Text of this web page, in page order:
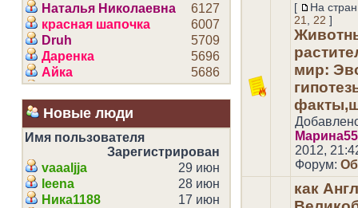
Наталья Николаевна
6127
красная шапочка
6007
Druh
5709
Даренка
5696
Айка
5686
estersand
5584
Марина5556
5286
Анютка
fox
3597
Camelia
3545
Светлана
3495
Око
3173
Новые люди
Имя пользователя
Зарегистрирован
vaaaljja
29 июн
leena
28 июн
Ника1188
17 июн
[
На
21
22 ]
мир:
2012,
Форум:
как